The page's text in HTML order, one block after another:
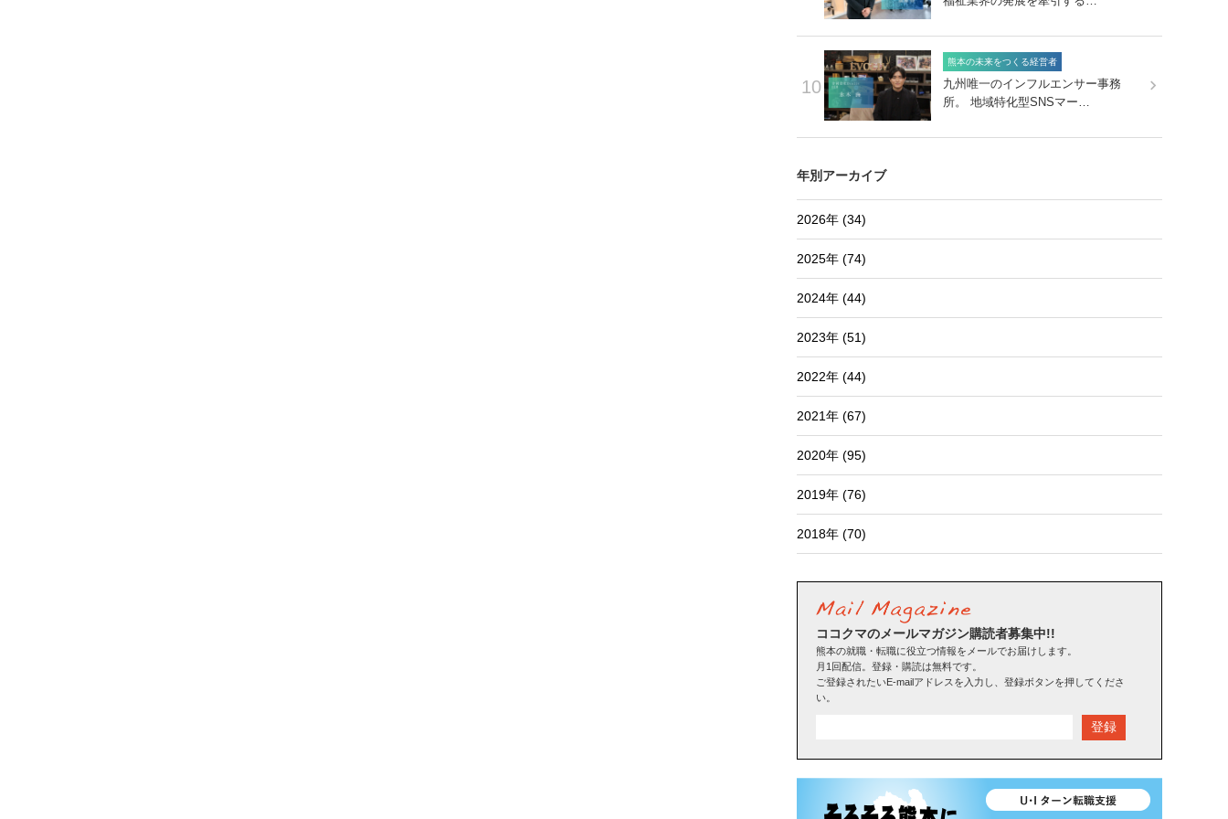
10
熊本の未来をつくる経営者
九州唯一のインフルエンサー事務
所。 地域特化型SNSマー…
年別アーカイブ
2026年 (34)
2025年 (74)
2024年 (44)
2023年 (51)
2022年 (44)
2021年 (67)
2020年 (95)
2019年 (76)
2018年 (70)
ココクマのメールマガジン購読者募集中!!
熊本の就職・転職に役立つ情報をメールでお届けします。
月1回配信。登録・購読は無料です。
ご登録されたいE-mailアドレスを入力し、登録ボタンを押してくださ
い。
登録